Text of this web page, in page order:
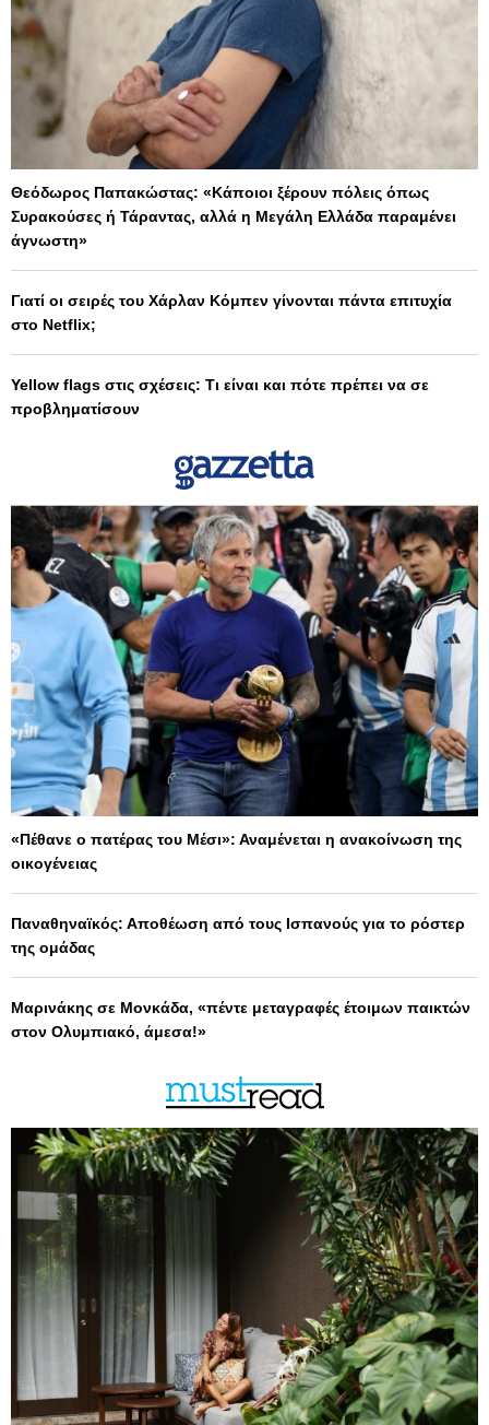
Θεόδωρος Παπακώστας: «Κάποιοι ξέρουν πόλεις όπως
Συρακούσες ή Τάραντας, αλλά η Μεγάλη Ελλάδα παραμένει
άγνωστη»
Γιατί οι σειρές του Χάρλαν Κόμπεν γίνονται πάντα επιτυχία
στο Netflix;
Yellow flags στις σχέσεις: Τι είναι και πότε πρέπει να σε
προβληματίσουν
«Πέθανε ο πατέρας του Μέσι»: Αναμένεται η ανακοίνωση της
οικογένειας
Παναθηναϊκός: Αποθέωση από τους Ισπανούς για το ρόστερ
της ομάδας
Μαρινάκης σε Μονκάδα, «πέντε μεταγραφές έτοιμων παικτών
στον Ολυμπιακό, άμεσα!»